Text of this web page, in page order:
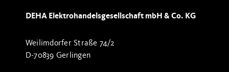
DEHA Elektrohandelsgesellschaft mbH & Co. KG
Weilimdorfer Straße 74/2
D-70839 Gerlingen